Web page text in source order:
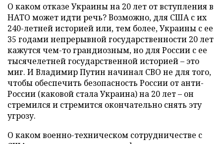
О каком отказе Украины на 20 лет от вступления в
НАТО может идти речь? Возможно, для США с их
240-летней историей или, тем более, Украины с ее
35 годами непрерывной государственности 20 лет
кажутся чем-то грандиозным, но для России с ее
тысячелетней государственной историей – это
миг. И Владимир Путин начинал СВО не для того,
чтобы обеспечить безопасность России от анти-
России (каковой стала Украина) на 20 лет – он
стремился и стремится окончательно снять эту
угрозу.
О каком военно-техническом сотрудничестве с